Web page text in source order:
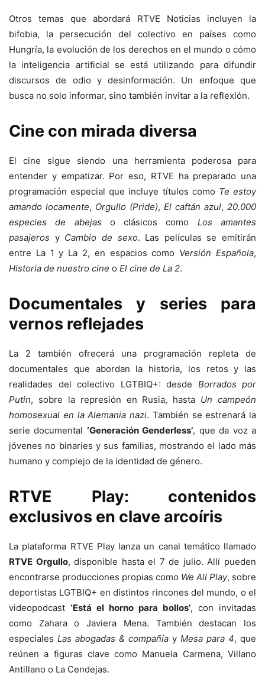
Otros temas que abordará RTVE Noticias incluyen la
bifobia, la persecución del colectivo en países como
Hungría, la evolución de los derechos en el mundo o cómo
la inteligencia artificial se está utilizando para difundir
discursos de odio y desinformación. Un enfoque que
busca no solo informar, sino también invitar a la reflexión.
Cine con mirada diversa
El cine sigue siendo una herramienta poderosa para
entender y empatizar. Por eso, RTVE ha preparado una
programación especial que incluye títulos como Te estoy
amando locamente, Orgullo (Pride), El caftán azul, 20.000
especies de abejas o clásicos como Los amantes
pasajeros y Cambio de sexo. Las películas se emitirán
entre La 1 y La 2, en espacios como Versión Española,
Historia de nuestro cine o El cine de La 2.
Documentales y series para
vernos reflejades
La 2 también ofrecerá una programación repleta de
documentales que abordan la historia, los retos y las
realidades del colectivo LGTBIQ+: desde Borrados por
Putin, sobre la represión en Rusia, hasta Un campeón
homosexual en la Alemania nazi. También se estrenará la
serie documental ‘Generación Genderless’, que da voz a
jóvenes no binaries y sus familias, mostrando el lado más
humano y complejo de la identidad de género.
RTVE Play: contenidos
exclusivos en clave arcoíris
La plataforma RTVE Play lanza un canal temático llamado
RTVE Orgullo, disponible hasta el 7 de julio. Allí pueden
encontrarse producciones propias como We All Play, sobre
deportistas LGTBIQ+ en distintos rincones del mundo, o el
videopodcast ‘Está el horno para bollos’, con invitadas
como Zahara o Javiera Mena. También destacan los
especiales Las abogadas & compañía y Mesa para 4, que
reúnen a figuras clave como Manuela Carmena, Villano
Antillano o La Cendejas.